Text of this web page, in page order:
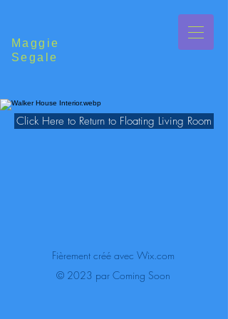
Maggie
Segale
Click Here to Return to Floating Living Room
Fièrement créé avec Wix.com
© 2023 par Coming Soon